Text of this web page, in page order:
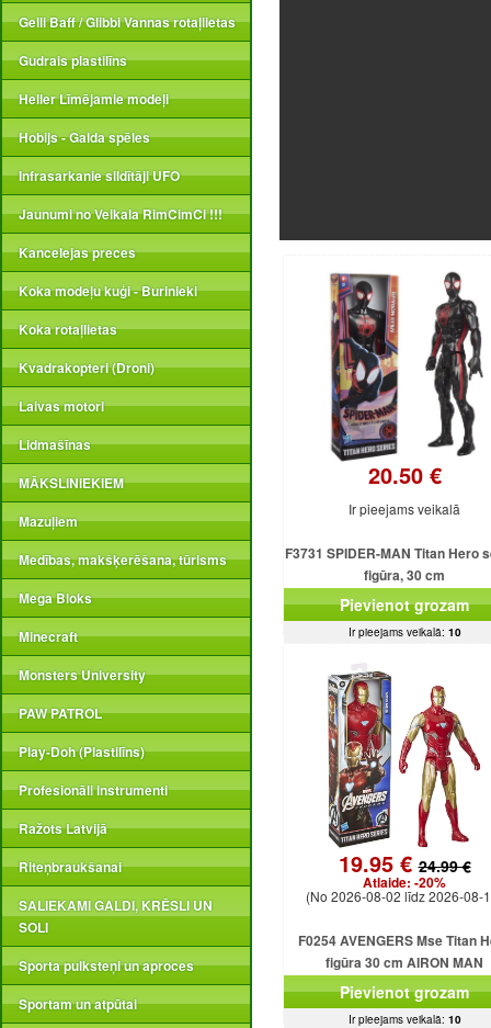
Gelli Baff / Glibbi Vannas rotaļlietas
Gudrais plastilīns
Heller Līmējamie modeļi
Hobijs - Galda spēles
Infrasarkanie sildītāji UFO
Jaunumi no Veikala RimCimCi !!!
Kancelejas preces
Koka modeļu kuģi - Burinieki
Koka rotaļlietas
Kvadrakopteri (Droni)
Laivas motori
Lidmašīnas
MĀKSLINIEKIEM
Mazuļiem
Medības, makšķerēšana, tūrisms
Mega Bloks
Minecraft
Monsters University
PAW PATROL
Play-Doh (Plastilīns)
Profesionāli instrumenti
Ražots Latvijā
Riteņbraukšanai
SALIEKAMI GALDI, KRĒSLI UN
SOLI
Sporta pulksteņi un aproces
Sportam un atpūtai
20.50 €
Ir pieejams veikalā
F3731 SPIDER-MAN Titan Hero
figūra, 30 cm
Pievienot grozam
Ir pieejams veikalā: 10
19.95 €24.99 €
Atlaide: -20%
(No 2026-08-02 līdz 2026-08-
F0254 AVENGERS Mse Titan
figūra 30 cm AIRON MAN
Pievienot grozam
Ir pieejams veikalā: 10